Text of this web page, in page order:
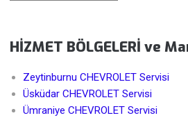
HİZMET BÖLGELERİ ve
Zeytinburnu CHEVROLET Servisi
Üsküdar CHEVROLET Servisi
Ümraniye CHEVROLET Servisi